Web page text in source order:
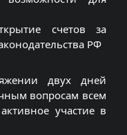
счетов за
РФ
двух дней
вопросам всем
участие в